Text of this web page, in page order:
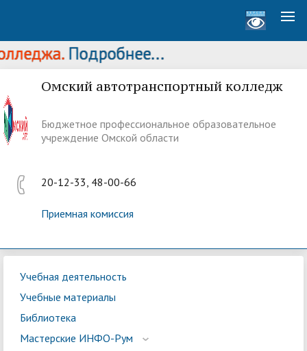
Подробнее...
Омский автотранспортный колледж
Бюджетное профессиональное образовательное
учреждение Омской области
20-12-33, 48-00-66
Приемная комиссия
Учебная деятельность
Учебные материалы
Библиотека
Мастерские ИНФО-Рум